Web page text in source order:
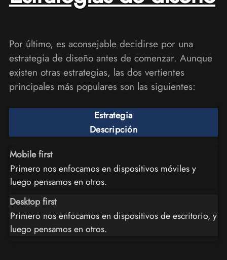
Por último, es aconsejable decidirse por una
estrategia de diseño antes de comenzar. Aunque
existen otras estrategias, las dos vertientes
principales más populares son las siguientes:
Estrategia
Descripción
Mobile first
Primero nos enfocamos en dispositivos móviles y
luego pensamos en otros.
Desktop first
Primero nos enfocamos en dispositivos de escritorio, y
luego pensamos en otros.